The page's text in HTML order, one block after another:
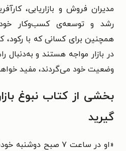
مدیران فروش و بازاریابی،
رشد و توسعه‌ی کسب‌وکار
همچنین برای کسانی که با
در بازار مواجه‌ هستند و به‌دنبال
وضعیت خود می‌گردند، مفید
بخشی از کتاب نبوغ
گیرید
«او در ساعت ۷ صبح